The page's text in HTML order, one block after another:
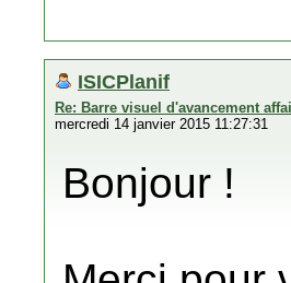
ISICPlanif
Re: Barre visuel d'avancement
mercredi 14 janvier 2015 11:27:31
Bonjour !